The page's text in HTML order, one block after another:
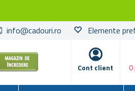
info@cadouri.ro Elemente
Cont client